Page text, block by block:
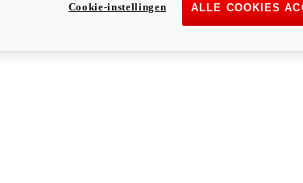
ALLE COOKIES
Cookie-instellingen